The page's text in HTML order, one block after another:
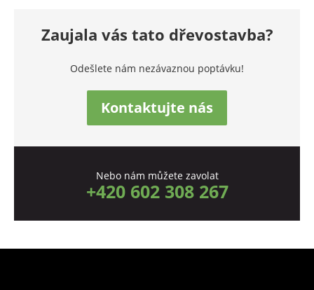
Zaujala vás tato dřevostavba?
Odešlete nám nezávaznou poptávku!
Kontaktujte nás
Nebo nám můžete zavolat
+420 602 308 267